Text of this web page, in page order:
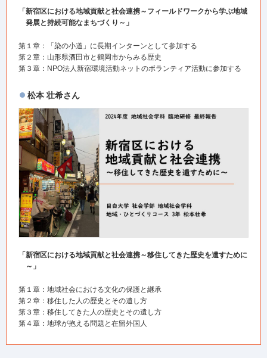
「新宿区における地域貢献と社会連携～フィールドワークから学ぶ地域
発展と持続可能なまちづくり～」
第１章：「染の小道」に長期インターンとして参加する
第２章：山形県酒田市と鶴岡市からみる歴史
第３章：NPO法人新宿環境活動ネットのボランティア活動に参加する
松本 壮希さん
「新宿区における地域貢献と社会連携～移住してきた歴史を遺すために
～」
第１章：地域社会における文化の保護と継承
第２章：移住した人の歴史とその遺し方
第３章：移住してきた人の歴史とその遺し方
第４章：地球が抱える問題と在留外国人